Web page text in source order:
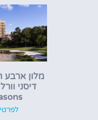
מלון ארבע